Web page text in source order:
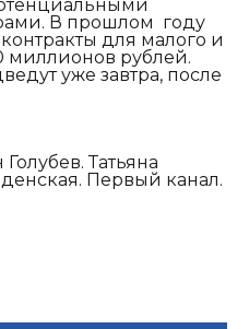
В прошлом году
для малого и
миллионов рублей.
уже завтра, после
Татьяна
Первый канал.